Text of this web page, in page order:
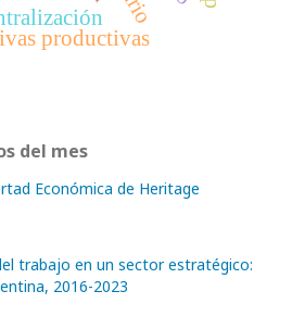
productivas
del mes
Económica de Heritage
trabajo en un sector estratégico:
2016-2023